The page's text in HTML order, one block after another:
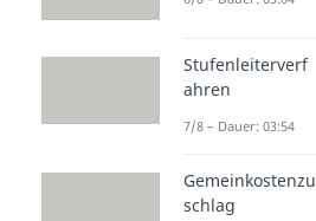
Stufenleiterverf
ahren
7/8 – Dauer: 03:54
Gemeinkostenzu
schlag